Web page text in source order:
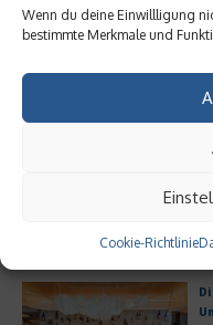
Wenn du deine Einwillligung
bestimmte Merkmale und
Cookie-Richtlinie